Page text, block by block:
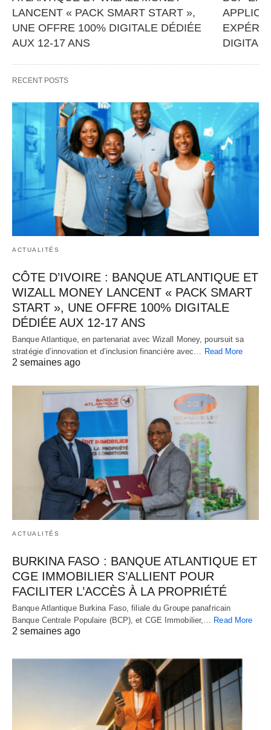
LANCENT « PACK SMART START »,
UNE OFFRE 100% DIGITALE DÉDIÉE
AUX 12-17 ANS
d’inclusion financière avec…
DIGITALE
RECENT POSTS
ACTUALITÉS
CÔTE D’IVOIRE : BANQUE ATLANTIQUE ET
WIZALL MONEY LANCENT « PACK SMART
START », UNE OFFRE 100% DIGITALE
DÉDIÉE AUX 12-17 ANS
Banque Atlantique, en partenariat avec Wizall Money, poursuit sa
stratégie d’innovation et d’inclusion financière avec… Read More
2 semaines ago
ACTUALITÉS
BURKINA FASO : BANQUE ATLANTIQUE ET
CGE IMMOBILIER S’ALLIENT POUR
FACILITER L’ACCÈS À LA PROPRIÉTÉ
Banque Atlantique Burkina Faso, filiale du Groupe panafricain
Banque Centrale Populaire (BCP), et CGE Immobilier,…
Read More
2 semaines ago